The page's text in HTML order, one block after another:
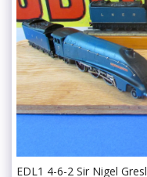
EDL1 4-6-2 Sir Nigel